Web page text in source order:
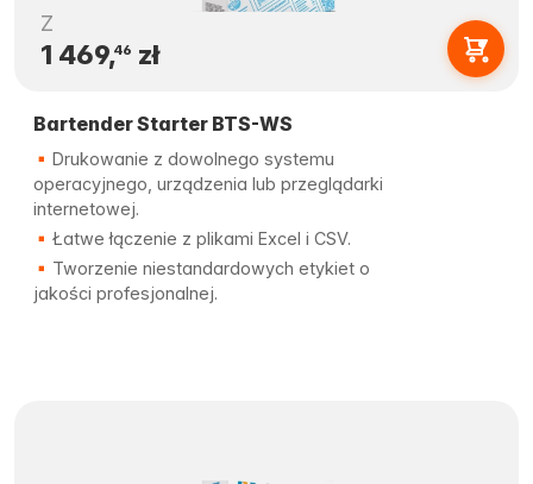
Z
1 469,46 zł
Bartender Starter BTS-WS
Drukowanie z dowolnego systemu
operacyjnego, urządzenia lub przeglądarki
internetowej.
Łatwe łączenie z plikami Excel i CSV.
Tworzenie niestandardowych etykiet o
jakości profesjonalnej.